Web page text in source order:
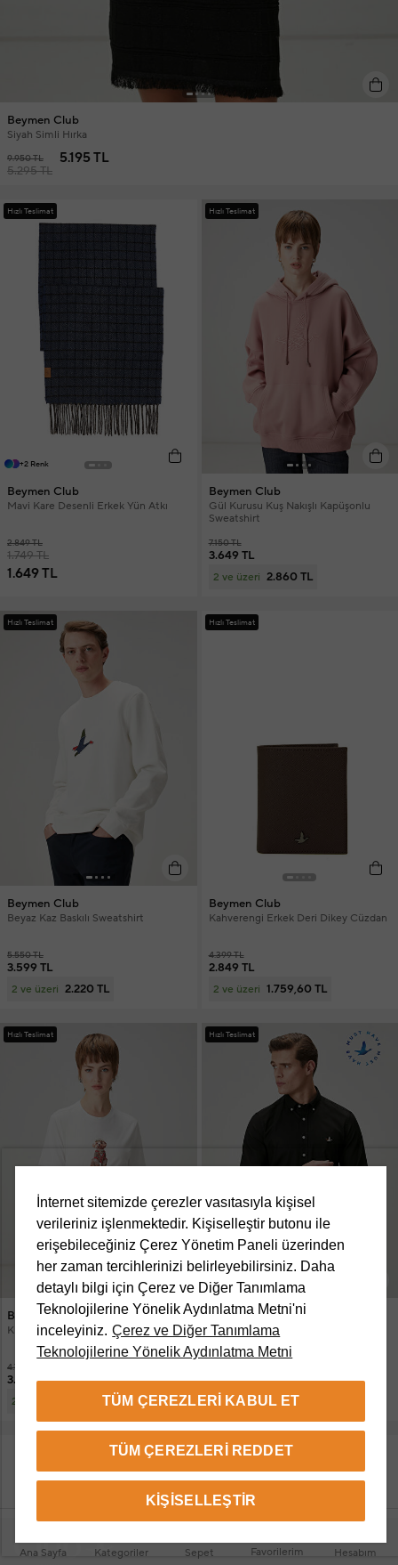
Ana Sayfa Kategoriler Sepet Favorilerim Hesabım
Beymen Club
Siyah Simli Hırka
9.950 TL
5.295 TL
5.195 TL
Hızlı Teslimat
+2 Renk
Beymen Club
Mavi Kare Desenli Erkek Yün Atkı
2.849 TL
1.749 TL
1.649 TL
Hızlı Teslimat
Beymen Club
Gül Kurusu Kuş Nakışlı Kapüşonlu
Sweatshirt
7.150 TL
3.649 TL
2 ve üzeri 2.860 TL
Hızlı Teslimat
Beymen Club
Beyaz Kaz Baskılı Sweatshirt
5.550 TL
3.599 TL
2 ve üzeri 2.220 TL
Hızlı Teslimat
Beymen Club
Kahverengi Erkek Deri Dikey Cüzdan
4.399 TL
2.849 TL
2 ve üzeri 1.759,60 TL
Hızlı Teslimat
Beymen Club
Kırık Beyaz Taşlı Köpek Baskılı T-shirt
4.749 TL
3.099 TL
2 ve üzeri 1.899,60 TL
Hızlı Teslimat
+1 Renk
Beymen Club
Slim Fit Siyah Oxford Gömlek
3.599 TL
3.499 TL
DAHA FAZLA ÜRÜN GÖSTER
İnternet sitemizde çerezler vasıtasıyla kişisel
verileriniz işlenmektedir. Kişiselleştir butonu ile
erişebileceğiniz Çerez Yönetim Paneli üzerinden
her zaman tercihlerinizi belirleyebilirsiniz. Daha
detaylı bilgi için Çerez ve Diğer Tanımlama
Teknolojilerine Yönelik Aydınlatma Metni'ni
inceleyiniz. Çerez ve Diğer Tanımlama
Teknolojilerine Yönelik Aydınlatma Metni
TÜM ÇEREZLERI KABUL ET
TÜM ÇEREZLERI REDDET
KIŞISELLEŞTIR